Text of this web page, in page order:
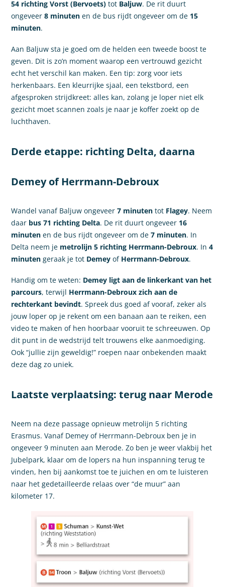
54 richting Vorst (Bervoets) tot Baljuw. De rit duurt
ongeveer8 minuten en de bus rijdt ongeveer om de 15
minuten.
Aan Baljuw sta je goed om de helden een tweede boost te
geven. Dit is zo’n moment waarop een vertrouwd gezicht
echt het verschil kan maken. Een tip: zorg voor iets
herkenbaars. Een kleurrijke sjaal, een tekstbord, een
afgesproken strijdkreet: alles kan, zolang je loper niet elk
gezicht moet scannen zoals je naar je koffer zoekt op de
luchthaven.
Derde etappe: richting Delta, daarna
Demey of Herrmann-Debroux
Wandel vanaf Baljuw ongeveer7 minutentot Flagey. Neem
daar bus 71 richting Delta. De rit duurt ongeveer 16
minuten en de bus rijdt ongeveer om de7 minuten. In
Delta neem je metrolijn 5 richting Herrmann-Debroux. In4
minuten geraak je tot Demey of Herrmann-Debroux.
Handig om te weten: Demey ligt aan de linkerkant van het
parcours, terwijl Herrmann-Debroux zich aan de
rechterkant bevindt. Spreek dus goed af vooraf, zeker als
jouw loper op je rekent om een banaan aan te reiken, een
video te maken of hen hoorbaar vooruit te schreeuwen. Op
dit punt in de wedstrijd telt trouwens elke aanmoediging.
Ook “jullie zijn geweldig!” roepen naar onbekenden maakt
deze dag zo uniek.
Laatste verplaatsing: terug naar Merode
Neem na deze passage opnieuw metrolijn 5 richting
Erasmus. Vanaf Demey of Herrmann-Debroux ben je in
ongeveer 9 minuten aan Merode. Zo ben je weer vlakbij het
Jubelpark, klaar om de lopers na hun inspanning terug te
vinden, hen bij aankomst toe te juichen en om te luisteren
naar het gedetailleerde relaas over “de muur” aan
kilometer 17.